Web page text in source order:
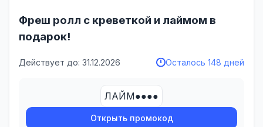
Фреш ролл с креветкой и лаймом в
подарок!
Действует до: 31.12.2026 Осталось 148 дней
ЛАЙМ●●●●
Открыть промокод